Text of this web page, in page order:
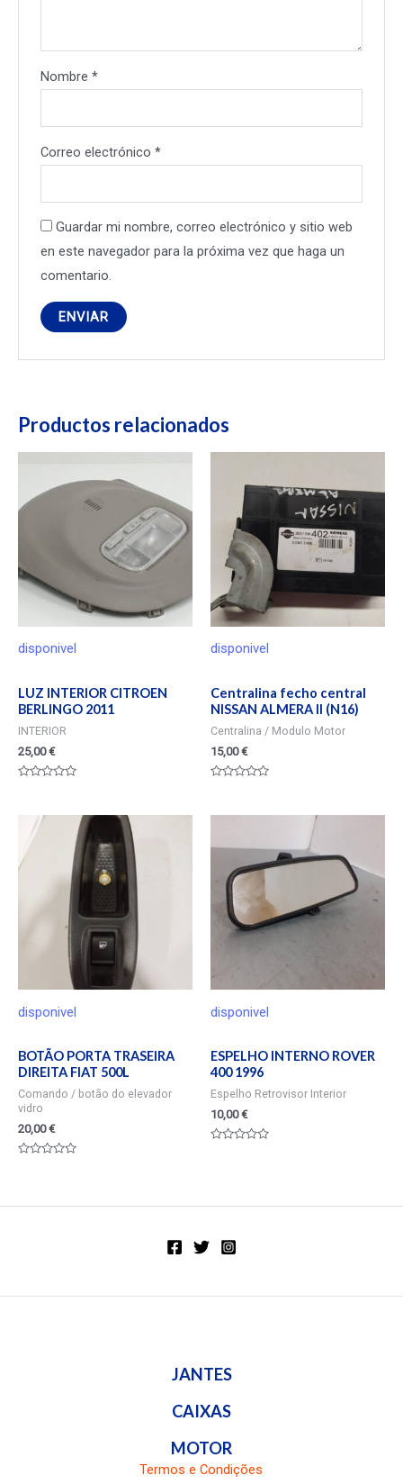
Nombre*
Correo electrónico*
Guardar mi nombre, correo electrónico y sitio web
en este navegador para la próxima vez que haga un
comentario.
Productos relacionados
disponivel
LUZ INTERIOR CITROEN
BERLINGO 2011
INTERIOR
25,00€
disponivel
Centralina fecho central
NISSAN ALMERA II (N16)
Centralina / Modulo Motor
15,00€
disponivel
BOTÃO PORTA TRASEIRA
DIREITA FIAT 500L
Comando / botão do elevador
vidro
20,00€
5
disponivel
ESPELHO INTERNO ROVER
400 1996
Espelho Retrovisor Interior
10,00€
JANTES
CAIXAS
MOTOR
Termos e Condições